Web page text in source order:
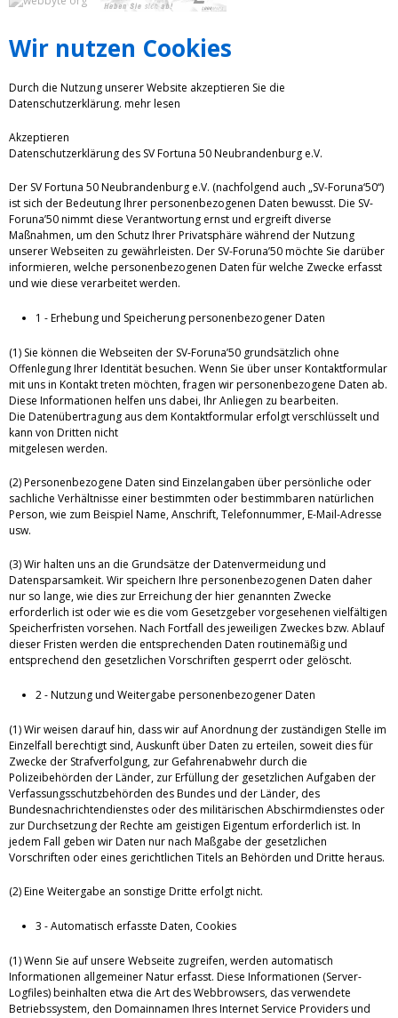
Wir nutzen Cookies
Durch die Nutzung unserer Website akzeptieren Sie die
Datenschutzerklärung. mehr lesen
Akzeptieren
Datenschutzerklärung des SV Fortuna 50 Neubrandenburg e.V.
Der SV Fortuna 50 Neubrandenburg e.V. (nachfolgend auch „SV-Foruna‘50“)
ist sich der Bedeutung Ihrer personenbezogenen Daten bewusst. Die SV-
Foruna’50 nimmt diese Verantwortung ernst und ergreift diverse
Maßnahmen, um den Schutz Ihrer Privatsphäre während der Nutzung
unserer Webseiten zu gewährleisten. Der SV-Foruna’50 möchte Sie darüber
informieren, welche personenbezogenen Daten für welche Zwecke erfasst
und wie diese verarbeitet werden.
1 - Erhebung und Speicherung personenbezogener Daten
(1) Sie können die Webseiten der SV-Foruna’50 grundsätzlich ohne
Offenlegung Ihrer Identität besuchen. Wenn Sie über unser Kontaktformular
mit uns in Kontakt treten möchten, fragen wir personenbezogene Daten ab.
Diese Informationen helfen uns dabei, Ihr Anliegen zu bearbeiten.
Die Datenübertragung aus dem Kontaktformular erfolgt verschlüsselt und
kann von Dritten nicht
mitgelesen werden.
(2) Personenbezogene Daten sind Einzelangaben über persönliche oder
sachliche Verhältnisse einer bestimmten oder bestimmbaren natürlichen
Person, wie zum Beispiel Name, Anschrift, Telefonnummer, E-Mail-Adresse
usw.
(3) Wir halten uns an die Grundsätze der Datenvermeidung und
Datensparsamkeit. Wir speichern Ihre personenbezogenen Daten daher
nur so lange, wie dies zur Erreichung der hier genannten Zwecke
erforderlich ist oder wie es die vom Gesetzgeber vorgesehenen vielfältigen
Speicherfristen vorsehen. Nach Fortfall des jeweiligen Zweckes bzw. Ablauf
dieser Fristen werden die entsprechenden Daten routinemäßig und
entsprechend den gesetzlichen Vorschriften gesperrt oder gelöscht.
2 - Nutzung und Weitergabe personenbezogener Daten
(1) Wir weisen darauf hin, dass wir auf Anordnung der zuständigen Stelle im
Einzelfall berechtigt sind, Auskunft über Daten zu erteilen, soweit dies für
Zwecke der Strafverfolgung, zur Gefahrenabwehr durch die
Polizeibehörden der Länder, zur Erfüllung der gesetzlichen Aufgaben der
Verfassungsschutzbehörden des Bundes und der Länder, des
Bundesnachrichtendienstes oder des militärischen Abschirmdienstes oder
zur Durchsetzung der Rechte am geistigen Eigentum erforderlich ist. In
jedem Fall geben wir Daten nur nach Maßgabe der gesetzlichen
Vorschriften oder eines gerichtlichen Titels an Behörden und Dritte heraus.
(2) Eine Weitergabe an sonstige Dritte erfolgt nicht.
3 - Automatisch erfasste Daten, Cookies
(1) Wenn Sie auf unsere Webseite zugreifen, werden automatisch
Informationen allgemeiner Natur erfasst. Diese Informationen (Server-
Logfiles) beinhalten etwa die Art des Webbrowsers, das verwendete
Betriebssystem, den Domainnamen Ihres Internet Service Providers und